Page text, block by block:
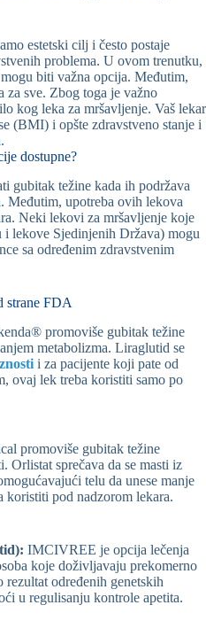
estetski cilj i često postaje
problema. U ovom trenutku,
biti važna opcija. Međutim,
za sve. Zbog toga je važno
kog leka za mršavljenje. Vaš lekar
(BMI) i opšte zdravstveno stanje i
dostupne?
gubitak težine kada ih podržava
Međutim, upotreba ovih lekova
Neki lekovi za mršavljenje koje
lekove Sjedinjenih Država) mogu
sa određenim zdravstvenim
strane FDA
promoviše gubitak težine
metabolizma. Liraglutid se
i za pacijente koji pate od
ovaj lek treba koristiti samo po
promoviše gubitak težine
Orlistat sprečava da se masti iz
telu da unese manje
koristiti pod nadzorom lekara.
IMCIVREE je opcija lečenja
koje doživljavaju prekomerno
rezultat određenih genetskih
u regulisanju kontrole apetita.